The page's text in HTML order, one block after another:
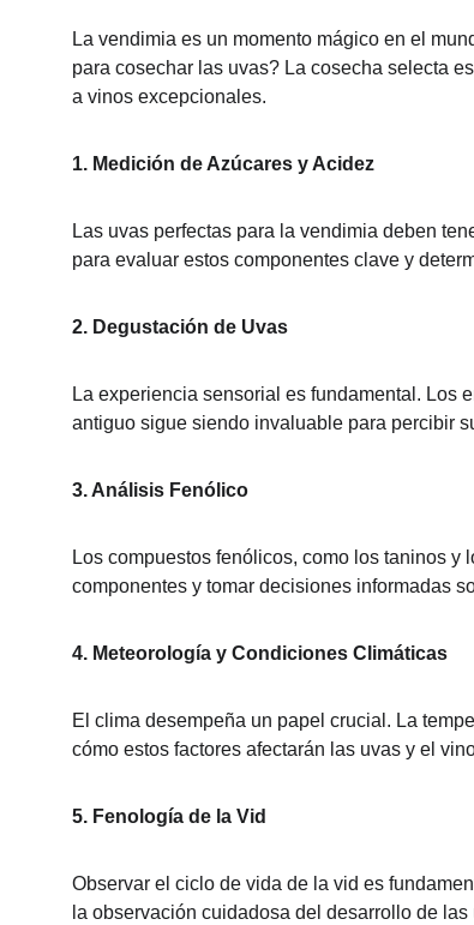
La vendimia es un momento mágico en el
para cosechar las uvas? La cosecha selecta
a vinos excepcionales.
1. Medición de Azúcares y Acidez
Las uvas perfectas para la vendimia deben
para evaluar estos componentes clave y
2. Degustación de Uvas
La experiencia sensorial es fundamental. Los
antiguo sigue siendo invaluable para percibir
3. Análisis Fenólico
Los compuestos fenólicos, como los taninos
componentes y tomar decisiones informadas
4. Meteorología y Condiciones Climáticas
El clima desempeña un papel crucial. La
cómo estos factores afectarán las uvas y el
5. Fenología de la Vid
Observar el ciclo de vida de la vid es
la observación cuidadosa del desarrollo de